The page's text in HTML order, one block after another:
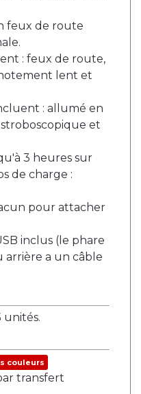
feux de route
: feux de route,
lent et
: allumé en
et
3 heures sur
de charge :
pour attacher
inclus (le phare
arrière a un câble
unités.
couleurs
transfert